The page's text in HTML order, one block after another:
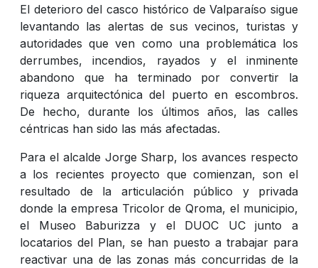
El deterioro del casco histórico de Valparaíso sigue
levantando las alertas de sus vecinos, turistas y
autoridades que ven como una problemática los
derrumbes, incendios, rayados y el inminente
abandono que ha terminado por convertir la
riqueza arquitectónica del puerto en escombros.
De hecho, durante los últimos años, las calles
céntricas han sido las más afectadas.
Para el alcalde Jorge Sharp, los avances respecto
a los recientes proyecto que comienzan, son el
resultado de la articulación público y privada
donde la empresa Tricolor de Qroma, el municipio,
el Museo Baburizza y el DUOC UC junto a
locatarios del Plan, se han puesto a trabajar para
reactivar una de las zonas más concurridas de la